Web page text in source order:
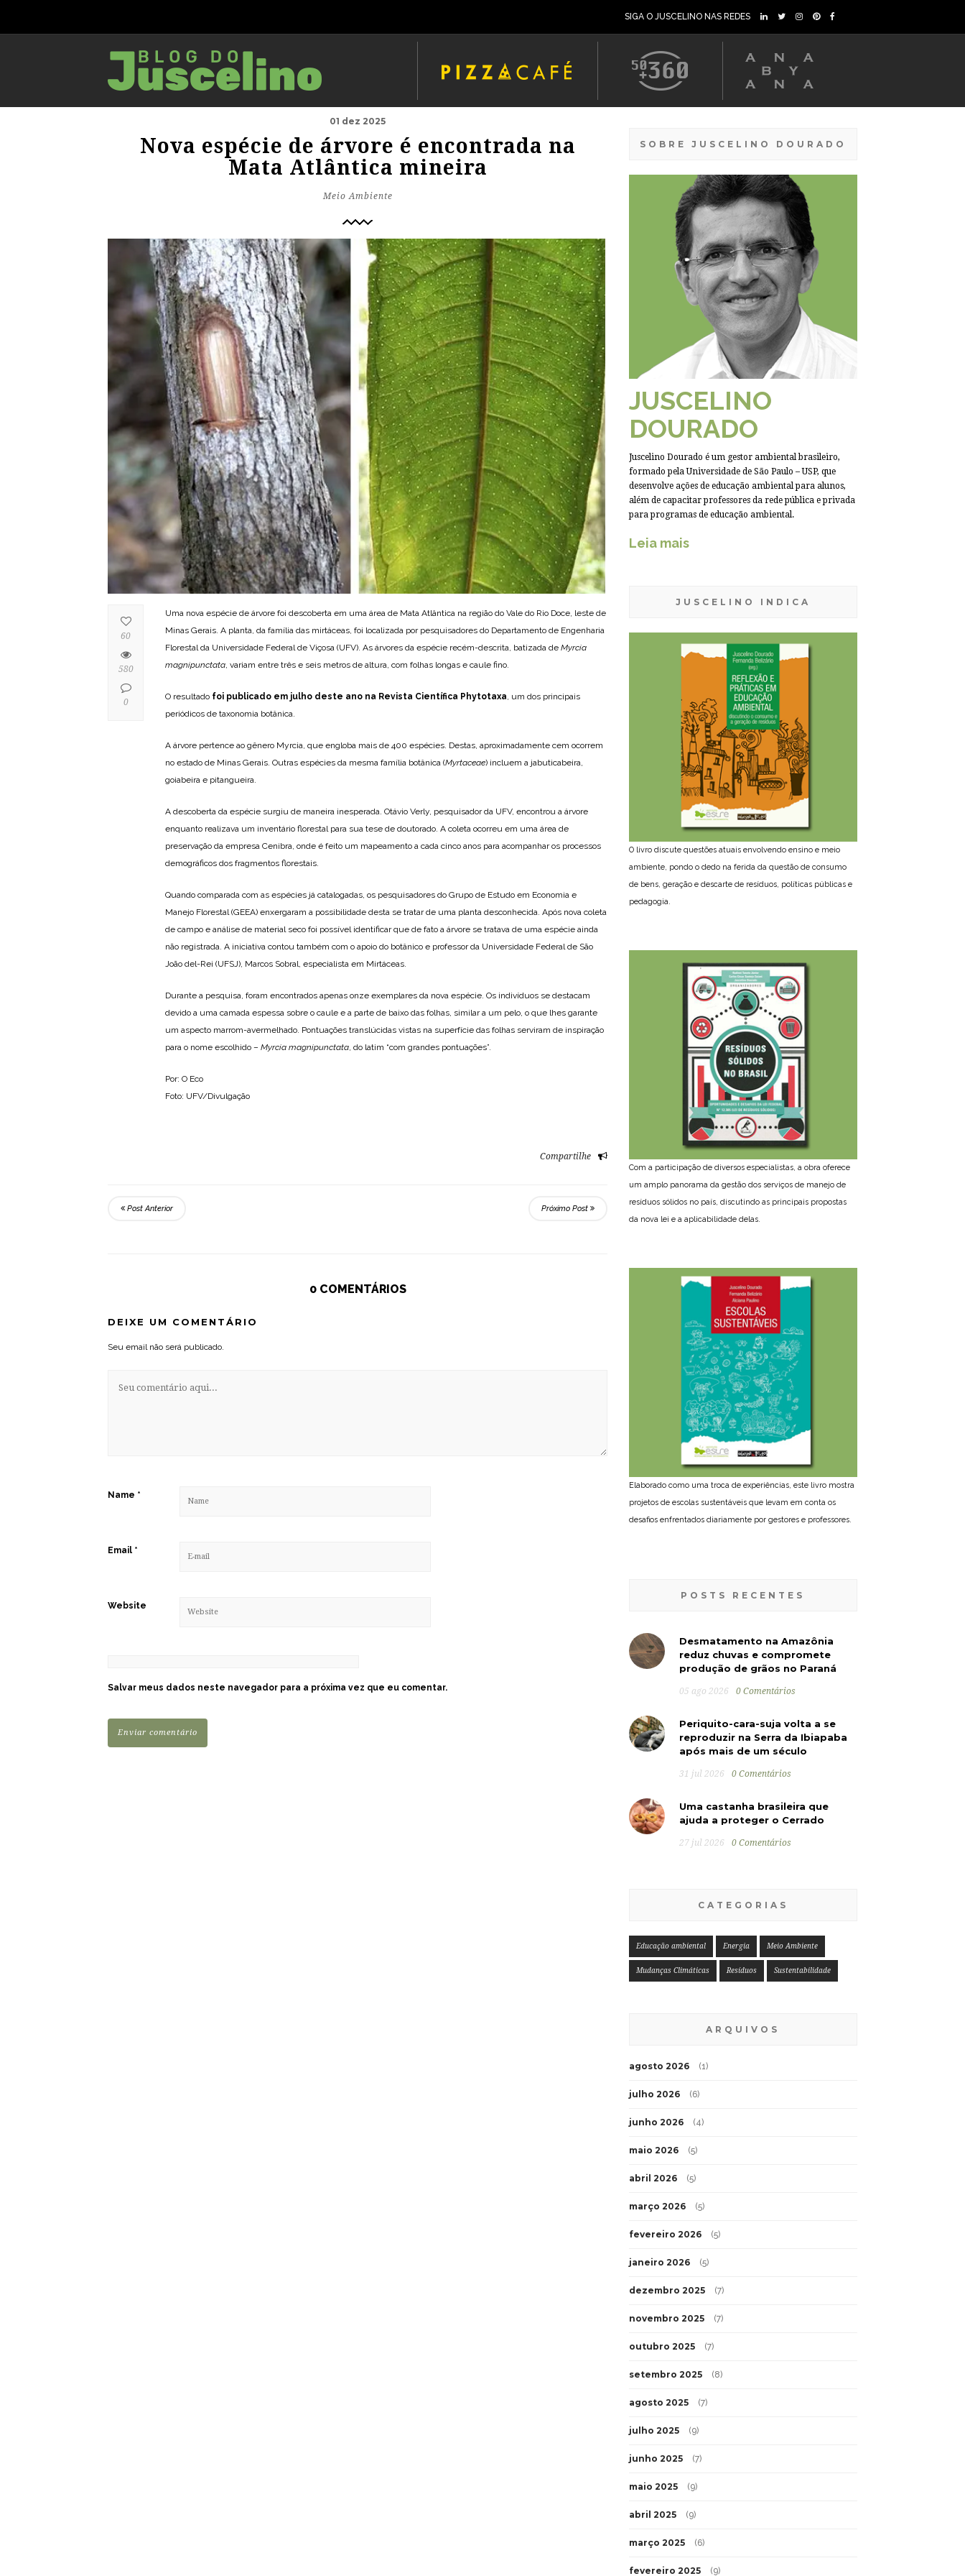
SIGA O JUSCELINO NAS REDES
01 dez 2025
Nova espécie de árvore é encontrada na
Mata Atlântica mineira
Meio Ambiente
Uma nova espécie de árvore foi descoberta em uma área de Mata Atlântica na região do Vale do Rio Doce, leste de
Minas Gerais. A planta, da família das mirtáceas, foi localizada por pesquisadores do Departamento de Engenharia
Florestal da Universidade Federal de Viçosa (UFV). As árvores da espécie recém-descrita, batizada de Myrcia
magnipunctata, variam entre três e seis metros de altura, com folhas longas e caule fino.
O resultado foi publicado em julho deste ano na Revista Científica Phytotaxa, um dos principais
periódicos de taxonomia botânica.
A árvore pertence ao gênero Myrcia, que engloba mais de 400 espécies. Destas, aproximadamente cem ocorrem
no estado de Minas Gerais. Outras espécies da mesma família botânica (Myrtaceae) incluem a jabuticabeira,
goiabeira e pitangueira.
A descoberta da espécie surgiu de maneira inesperada. Otávio Verly, pesquisador da UFV, encontrou a árvore
enquanto realizava um inventário florestal para sua tese de doutorado. A coleta ocorreu em uma área de
preservação da empresa Cenibra, onde é feito um mapeamento a cada cinco anos para acompanhar os processos
demográficos dos fragmentos florestais.
Quando comparada com as espécies já catalogadas, os pesquisadores do Grupo de Estudo em Economia e
Manejo Florestal (GEEA) enxergaram a possibilidade desta se tratar de uma planta desconhecida. Após nova coleta
de campo e análise de material seco foi possível identificar que de fato a árvore se tratava de uma espécie ainda
não registrada. A iniciativa contou também com o apoio do botânico e professor da Universidade Federal de São
João del-Rei (UFSJ), Marcos Sobral, especialista em Mirtáceas.
Durante a pesquisa, foram encontrados apenas onze exemplares da nova espécie. Os indivíduos se destacam
devido a uma camada espessa sobre o caule e a parte de baixo das folhas, similar a um pelo, o que lhes garante
um aspecto marrom-avermelhado. Pontuações translúcidas vistas na superfície das folhas serviram de inspiração
para o nome escolhido – Myrcia magnipunctata, do latim “com grandes pontuações”.
Por: O Eco
Foto: UFV/Divulgação
Compartilhe
60
580
0
Post Anterior Próximo Post
0 COMENTÁRIOS
DEIXE UM COMENTÁRIO
Seu email não será publicado.
Name *
Email *
Website
Salvar meus dados neste navegador para a próxima vez que eu comentar.
SOBRE JUSCELINO DOURADO
JUSCELINO
DOURADO
Juscelino Dourado é um gestor ambiental brasileiro,
formado pela Universidade de São Paulo – USP, que
desenvolve ações de educação ambiental para alunos,
além de capacitar professores da rede pública e privada
para programas de educação ambiental.
Leia mais
JUSCELINO INDICA
O livro discute questões atuais envolvendo ensino e meio
ambiente, pondo o dedo na ferida da questão de consumo
de bens, geração e descarte de resíduos, políticas públicas e
pedagogia.
Com a participação de diversos especialistas, a obra oferece
um amplo panorama da gestão dos serviços de manejo de
resíduos sólidos no país, discutindo as principais propostas
da nova lei e a aplicabilidade delas.
Elaborado como uma troca de experiências, este livro mostra
projetos de escolas sustentáveis que levam em conta os
desafios enfrentados diariamente por gestores e professores.
POSTS RECENTES
Desmatamento na Amazônia
reduz chuvas e compromete
produção de grãos no Paraná
05 ago 2026 0 Comentários
Periquito-cara-suja volta a se
reproduzir na Serra da Ibiapaba
após mais de um século
31 jul 2026 0 Comentários
Uma castanha brasileira que
ajuda a proteger o Cerrado
27 jul 2026 0 Comentários
CATEGORIAS
Educação ambiental Energia Meio Ambiente
Mudanças Climáticas Resíduos Sustentabilidade
ARQUIVOS
agosto 2026 (1)
julho 2026 (6)
junho 2026 (4)
maio 2026 (5)
abril 2026 (5)
março 2026 (5)
fevereiro 2026 (5)
janeiro 2026 (5)
dezembro 2025 (7)
novembro 2025 (7)
outubro 2025 (7)
setembro 2025 (8)
agosto 2025 (7)
julho 2025 (9)
junho 2025 (7)
maio 2025 (9)
abril 2025 (9)
março 2025 (6)
fevereiro 2025 (9)